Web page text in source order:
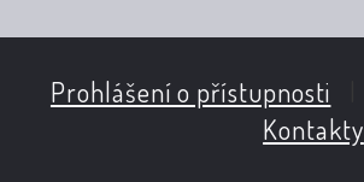
Prohlášení o přístupnosti
Kontakty